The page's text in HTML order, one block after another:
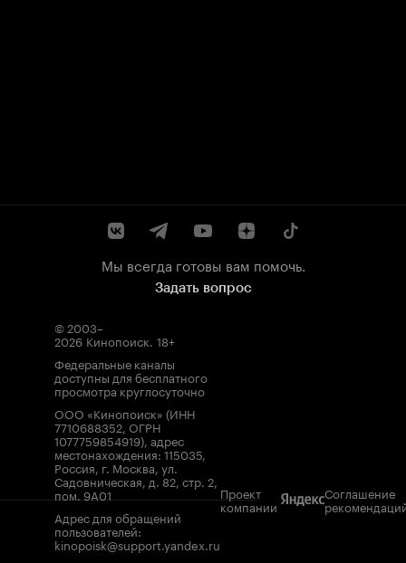
Мы всегда готовы вам помочь.
Задать вопрос
© 2003–
2026 Кинопоиск. 18+
Федеральные каналы
доступны для бесплатного
просмотра круглосуточно
ООО «Кинопоиск» (ИНН
7710688352, ОГРН
1077759854919), адрес
местонахождения: 115035,
Россия, г. Москва, ул.
Садовническая, д. 82, стр. 2,
пом. 9А01
Адрес для обращений
пользователей:
kinopoisk@support.yandex.ru
Проект
компании
Соглашение